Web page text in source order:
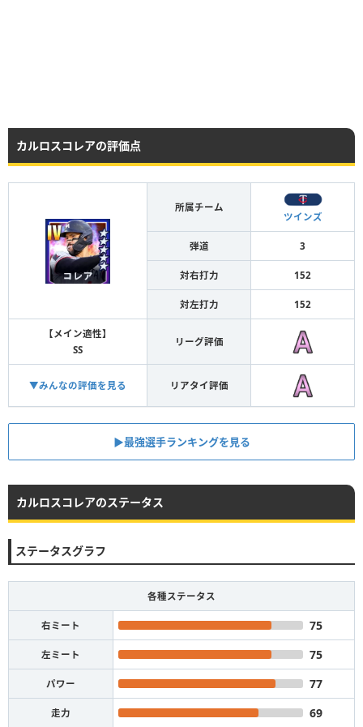
カルロスコレアの評価点
所属チーム
ツインズ
弾道 3
対右打力 152
対左打力 152
【メイン適性】
SS
リーグ評価
▼みんなの評価を見る リアタイ評価
▶︎最強選手ランキングを見る
カルロスコレアのステータス
ステータスグラフ
各種ステータス
右ミート 75
左ミート 75
パワー 77
走力 69